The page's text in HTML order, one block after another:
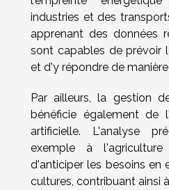
industries et des
apprenant des données
sont capables de prévoir
et d'y répondre de
Par ailleurs, la gestion
bénéficie également de
artificielle. L'analyse
exemple à
d'anticiper les besoins en
cultures, contribuant ainsi